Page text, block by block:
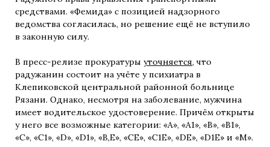
средствами. «Фемида» с позицией надзорного
ведомства согласилась, но решение ещё не вступило
в законную силу.
В пресс-релизе прокуратуры уточняется, что
радужанин состоит на учёте у психиатра в
Клепиковской центральной районной больнице
Рязани. Однако, несмотря на заболевание, мужчина
имеет водительское удостоверение. Причём открыты
у него все возможные категории: «A», «А1», «В», «В1»,
«С», «С1», «D», «D1», «В,Е», «СЕ», «С1Е», «DE», «D1E» и «M».